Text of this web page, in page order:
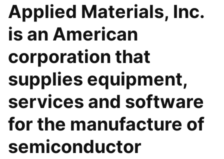
Applied Materials, Inc.
is an American
corporation that
supplies equipment,
services and software
for the manufacture of
semiconductor